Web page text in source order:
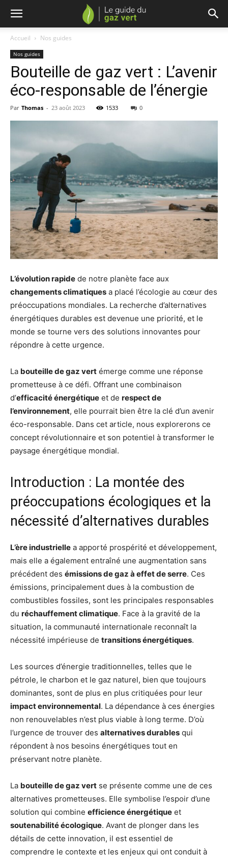
Accueil Nos guides
Nos guides
Bouteille de gaz vert : L’avenir
éco-responsable de l’énergie
Par Thomas - 23 août 2023 1533 0
L’évolution rapide de notre planète face aux
changements climatiques a placé l’écologie au cœur des
préoccupations mondiales. La recherche d’alternatives
énergétiques durables est devenue une priorité, et le
monde se tourne vers des solutions innovantes pour
répondre à cette urgence.
La bouteille de gaz vert émerge comme une réponse
prometteuse à ce défi. Offrant une combinaison
d’efficacité énergétique et de respect de
l’environnement, elle pourrait bien être la clé d’un avenir
éco-responsable. Dans cet article, nous explorerons ce
concept révolutionnaire et son potentiel à transformer le
paysage énergétique mondial.
Introduction : La montée des
préoccupations écologiques et la
nécessité d’alternatives durables
L’ère industrielle a apporté prospérité et développement,
mais elle a également entraîné une augmentation sans
précédent des émissions de gaz à effet de serre. Ces
émissions, principalement dues à la combustion de
combustibles fossiles, sont les principales responsables
du réchauffement climatique. Face à la gravité de la
situation, la communauté internationale reconnaît la
nécessité impérieuse de transitions énergétiques.
Les sources d’énergie traditionnelles, telles que le
pétrole, le charbon et le gaz naturel, bien que toujours
dominantes, sont de plus en plus critiquées pour leur
impact environnemental. La dépendance à ces énergies
non renouvelables n’est plus viable à long terme. D’où
l’urgence de trouver des alternatives durables qui
répondent à nos besoins énergétiques tout en
préservant notre planète.
La bouteille de gaz vert se présente comme une de ces
alternatives prometteuses. Elle symbolise l’espoir d’une
solution qui combine efficience énergétique et
soutenabilité écologique. Avant de plonger dans les
détails de cette innovation, il est essentiel de
comprendre le contexte et les enjeux qui ont conduit à